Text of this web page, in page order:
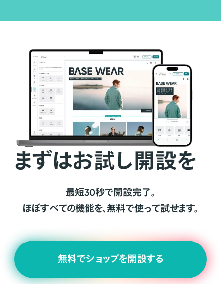
まずはお試し開設を
最短30秒で開設完了。
ほぼすべての機能を、無料で使って試せます。
無料でショップを開設する